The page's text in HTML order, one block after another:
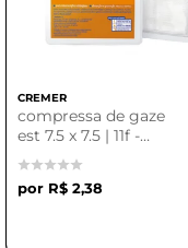
CREMER
compressa de gaze
est 7.5 x 7.5 | 11f -
pacote com 10
unidades cremer
R$ 2,38